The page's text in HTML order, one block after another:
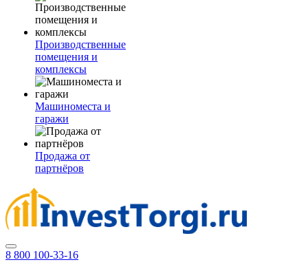
Производственные
помещения и
комплексы
Машиноместа и
гаражи
Продажа от
партнёров
8 800 100-33-16